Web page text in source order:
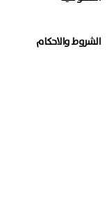
الشروط والاحكام